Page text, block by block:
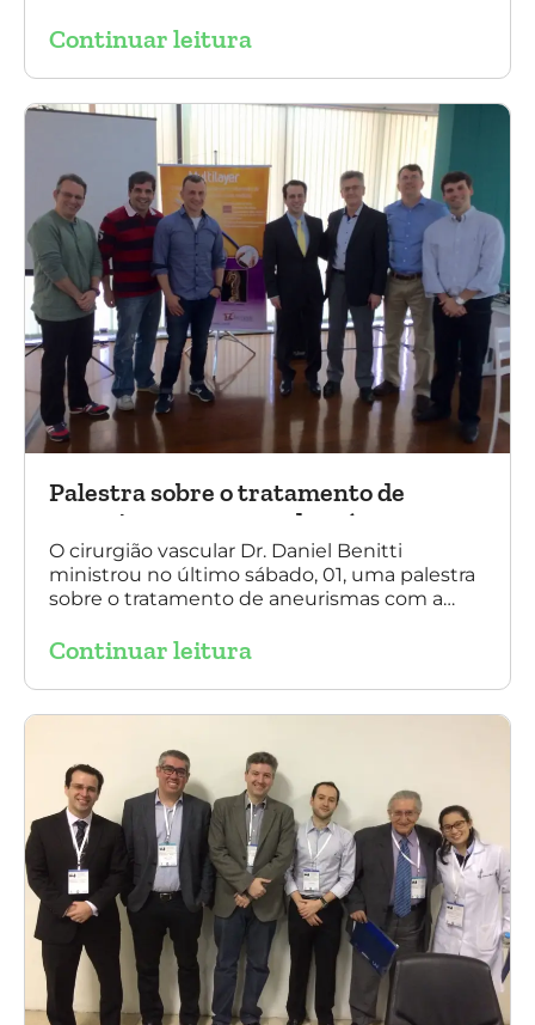
29 de outubro. Na foto também está
SBACV (Sociedade Brasileira de Angiologia e
de Cirurgia Vascular) Bahia.
Continuar leitura
Palestra sobre o tratamento de
aneurismas com a endoprótese
multilayer, em Porto Alegre
O cirurgião vascular Dr. Daniel Benitti
ministrou no último sábado, 01, uma palestra
sobre o tratamento de aneurismas com a
foto, Dr. Daniel Benitti (ao centro) com os
Angiologia e Cirurgia Vascular do Rio Grande
do Sul.
Continuar leitura